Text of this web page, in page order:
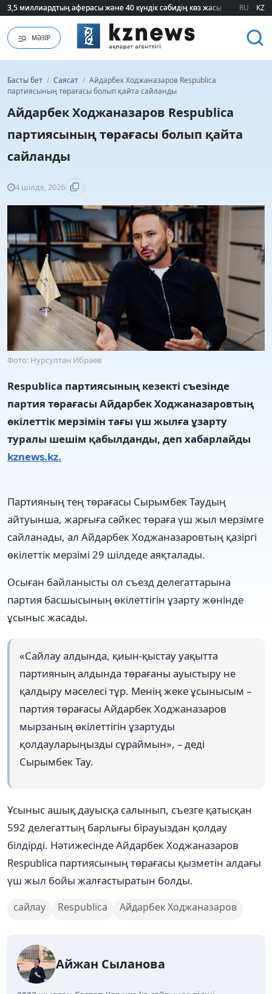
3,5 миллиардтың аферасы және 40 күндік сәбидің көз жасы:
3,5 миллиардтың аферасы және 40 күндік сәбидің көз жасы: RU KZ
МӘЗІР
Басты бет / Саясат / Айдарбек Ходжаназаров Respublica
партиясының төрағасы болып қайта сайланды
Айдарбек Ходжаназаров Respublica
партиясының төрағасы болып қайта
сайланды
4 шілде, 2026
Фото: Нурсултан Ибраев
Respublica партиясының кезекті съезінде
партия төрағасы Айдарбек Ходжаназаровтың
өкілеттік мерзімін тағы үш жылға ұзарту
туралы шешім қабылданды, деп хабарлайды
kznews.kz.
Партияның тең төрағасы Сырымбек Таудың
айтуынша, жарғыға сәйкес төраға үш жыл мерзімге
сайланады, ал Айдарбек Ходжаназаровтың қазіргі
өкілеттік мерзімі 29 шілдеде аяқталады.
Осыған байланысты ол съезд делегаттарына
партия басшысының өкілеттігін ұзарту жөнінде
ұсыныс жасады.
«Сайлау алдында, қиын-қыстау уақытта
партияның алдында төрағаны ауыстыру не
қалдыру мәселесі тұр. Менің жеке ұсынысым –
партия төрағасы Айдарбек Ходжаназаров
мырзаның өкілеттігін ұзартуды
қолдауларыңызды сұраймын», – деді
Сырымбек Тау.
Ұсыныс ашық дауысқа салынып, съезге қатысқан
592 делегаттың барлығы бірауыздан қолдау
білдірді. Нәтижесінде Айдарбек Ходжаназаров
Respublica партиясының төрағасы қызметін алдағы
үш жыл бойы жалғастыратын болды.
сайлау Respublica Айдарбек Ходжаназаров
Айжан Сыланова